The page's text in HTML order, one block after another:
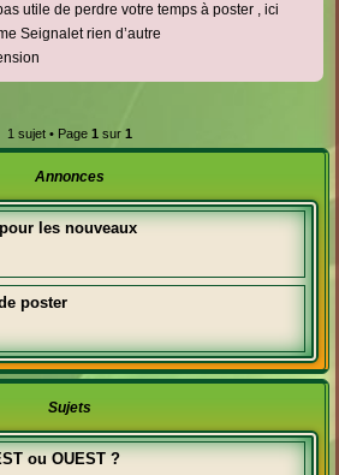
utile de perdre votre temps à poster , ici
Seignalet rien d’autre
1 sujet • Page 1 sur 1
Annonces
les nouveaux
poster
Sujets
ou OUEST ?